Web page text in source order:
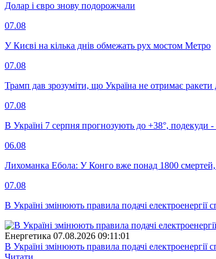
Долар і євро знову подорожчали
07.08
У Києві на кілька днів обмежать рух мостом Метро
07.08
Трамп дав зрозуміти, що Україна не отримає ракети
07.08
В Україні 7 серпня прогнозують до +38°, подекуди -
06.08
Лихоманка Ебола: У Конго вже понад 1800
07.08
В Україні змінюють правила подачі електроенергії
Енергетика 07.08.2026 09:11:01
В Україні змінюють правила подачі електроенергії
Читати